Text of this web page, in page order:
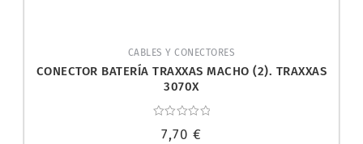
CABLES Y CONECTORES
CONECTOR BATERÍA TRAXXAS MACHO (2). TRAXXAS
3070X
con
7,70 €